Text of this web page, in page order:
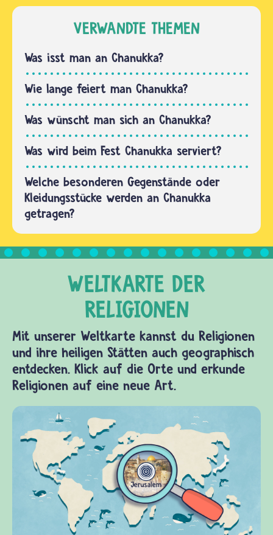
Texte
ist
Hebräisch…
seinem
Ursprung
her ein
nationaler
Feiertag,
der nicht
in der
Tora
vorgegeben
wird,…
VERWANDTE THEMEN
Was isst man an Chanukka?
Wie lange feiert man Chanukka?
Was wünscht man sich an Chanukka?
Was wird beim Fest Chanukka serviert?
Welche besonderen Gegenstände oder
Kleidungsstücke werden an Chanukka
getragen?
Mit unserer Weltkarte kannst du Religionen
und ihre heiligen Stätten auch geographisch
entdecken. Klick auf die Orte und erkunde
Religionen auf eine neue Art.